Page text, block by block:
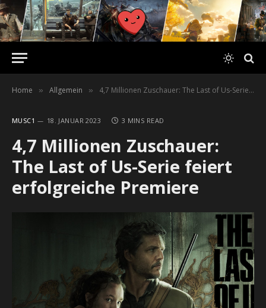
Home » Allgemein » 4,7 Millionen Zuschauer: The Last of Us-Serie feiert erfolgreiche Premiere
MUSC1 18. JANUAR 2023 3 MINS READ
4,7 Millionen Zuschauer:
The Last of Us-Serie feiert
erfolgreiche Premiere